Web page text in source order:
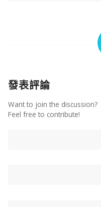
發表評論
Want to join the discussion?
Feel free to contribute!